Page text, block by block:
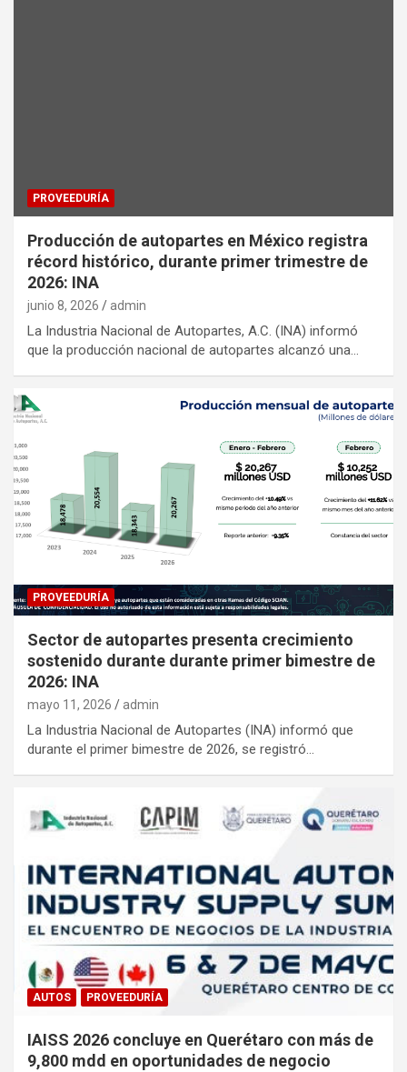
PROVEEDURÍA
Producción de autopartes en México registra
récord histórico, durante primer trimestre de
2026: INA
junio 8, 2026 admin
La Industria Nacional de Autopartes, A.C. (INA) informó
que la producción nacional de autopartes alcanzó una…
PROVEEDURÍA
Sector de autopartes presenta crecimiento
sostenido durante durante primer bimestre de
2026: INA
mayo 11, 2026 admin
La Industria Nacional de Autopartes (INA) informó que
durante el primer bimestre de 2026, se registró…
AUTOS PROVEEDURÍA
IAISS 2026 concluye en Querétaro con más de
9,800 mdd en oportunidades de negocio